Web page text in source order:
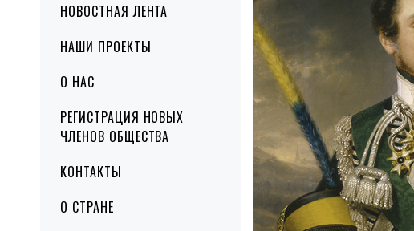
MenuНОВОСТНАЯ ЛЕНТА
НАШИ ПРОЕКТЫ
О НАС
РЕГИСТРАЦИЯ НОВЫХ
ЧЛЕНОВ ОБЩЕСТВА
КОНТАКТЫ
О СТРАНЕ